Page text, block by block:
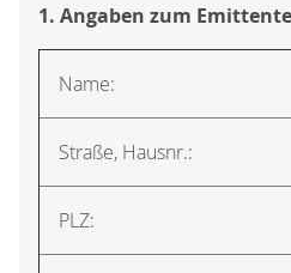
1. Angaben zum
Name:
Straße, Hausnr.:
PLZ: